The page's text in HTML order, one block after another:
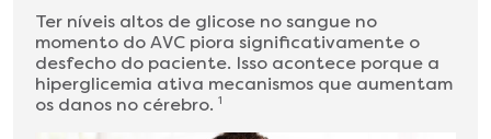
Ter níveis altos de glicose no sangue no
momento do AVC piora significativamente o
desfecho do paciente. Isso acontece porque a
hiperglicemia ativa mecanismos que aumentam
os danos no cérebro. 1